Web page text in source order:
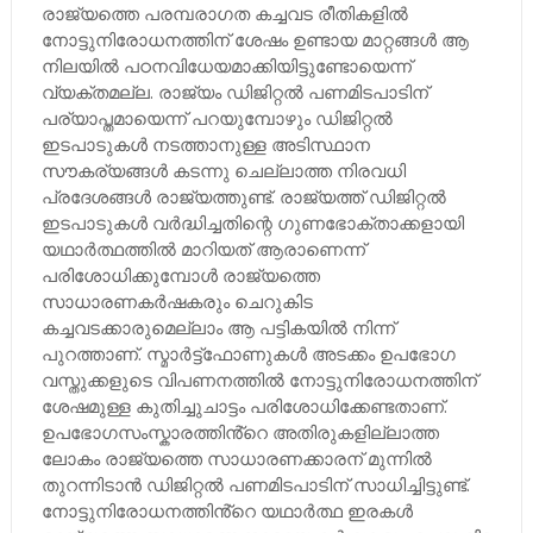
രാജ്യത്തെ പരമ്പരാഗത കച്ചവട രീതികളിൽ
നോട്ടുനിരോധനത്തിന് ശേഷം ഉണ്ടായ മാറ്റങ്ങൾ ആ
നിലയിൽ പഠനവിധേയമാക്കിയിട്ടുണ്ടോയെന്ന്
വ്യക്തമല്ല. രാജ്യം ഡിജിറ്റൽ പണമിടപാടിന്
പര്യാപ്തമായെന്ന് പറയുമ്പോഴും ഡിജിറ്റൽ
ഇടപാടുകൾ നടത്താനുള്ള അടിസ്ഥാന
സൗകര്യങ്ങൾ കടന്നു ചെല്ലാത്ത നിരവധി
പ്രദേശങ്ങൾ രാജ്യത്തുണ്ട്. രാജ്യത്ത് ഡിജിറ്റൽ
ഇടപാടുകൾ വർദ്ധിച്ചതിന്റെ ഗുണഭോക്താക്കളായി
യഥാർത്ഥത്തിൽ മാറിയത് ആരാണെന്ന്
പരിശോധിക്കുമ്പോൾ രാജ്യത്തെ
സാധാരണകർഷകരും ചെറുകിട
കച്ചവടക്കാരുമെല്ലാം ആ പട്ടികയിൽ നിന്ന്
പുറത്താണ്. സ്മാർട്ട്ഫോണുകൾ അടക്കം ഉപഭോഗ
വസ്തുക്കളുടെ വിപണനത്തിൽ നോട്ടുനിരോധനത്തിന്
ശേഷമുള്ള കുതിച്ചുചാട്ടം പരിശോധിക്കേണ്ടതാണ്.
ഉപഭോഗസംസ്കാരത്തിൻ്റെ അതിരുകളില്ലാത്ത
ലോകം രാജ്യത്തെ സാധാരണക്കാരന് മുന്നിൽ
തുറന്നിടാൻ ഡിജിറ്റൽ പണമിടപാടിന് സാധിച്ചിട്ടുണ്ട്.
നോട്ടുനിരോധനത്തിൻ്റെ യഥാർത്ഥ ഇരകൾ